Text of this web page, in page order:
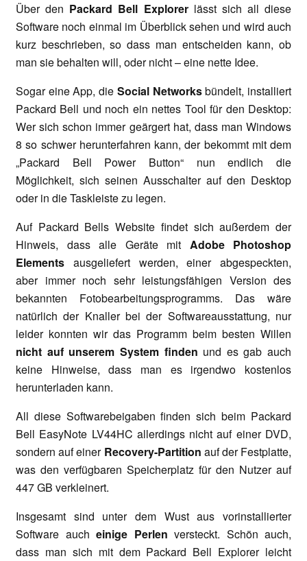
Über den Packard Bell Explorerlässt sich all diese
Software noch einmal im Überblick sehen und wird auch
kurz beschrieben, so dass man entscheiden kann, ob
man sie behalten will, oder nicht – eine nette Idee.
Sogar eine App, die Social Networksbündelt, installiert
Packard Bell und noch ein nettes Tool für den Desktop:
Wer sich schon immer geärgert hat, dass man Windows
8 so schwer herunterfahren kann, der bekommt mit dem
„Packard Bell Power Button“ nun endlich die
Möglichkeit, sich seinen Ausschalter auf den Desktop
oder in die Taskleiste zu legen.
Auf Packard Bells Website findet sich außerdem der
Hinweis, dass alle Geräte mit Adobe Photoshop
Elements ausgeliefert werden, einer abgespeckten,
aber immer noch sehr leistungsfähigen Version des
bekannten Fotobearbeitungsprogramms. Das wäre
natürlich der Knaller bei der Softwareausstattung, nur
leider konnten wir das Programm beim besten Willen
nicht auf unserem System finden und es gab auch
keine Hinweise, dass man es irgendwo kostenlos
herunterladen kann.
All diese Softwarebeigaben finden sich beim Packard
Bell EasyNote LV44HC allerdings nicht auf einer DVD,
sondern auf einer Recovery-Partition auf der Festplatte,
was den verfügbaren Speicherplatz für den Nutzer auf
447 GB verkleinert.
Insgesamt sind unter dem Wust aus vorinstallierter
Software auch einige Perlen versteckt. Schön auch,
dass man sich mit dem Packard Bell Explorer leicht